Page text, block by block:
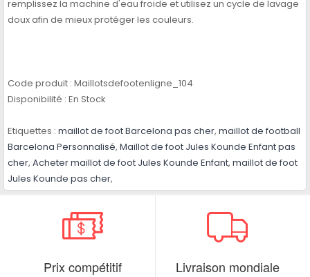
remplissez la machine d'eau froide et utilisez un cycle de lavage
doux afin de mieux protéger les couleurs.
Code produit : Maillotsdefootenligne_104
Disponibilité : En Stock
Etiquettes : maillot de foot Barcelona pas cher, maillot de football
Barcelona Personnalisé, Maillot de foot Jules Kounde Enfant pas
cher, Acheter maillot de foot Jules Kounde Enfant, maillot de foot
Jules Kounde pas cher,
Prix compétitif Livraison mondiale